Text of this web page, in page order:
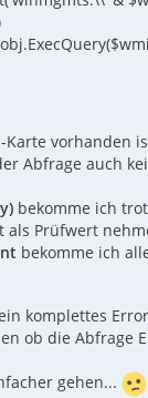
vorhanden
Abfrage auch
bekomme ich
als Prüfwert
bekomme ich
komplettes
ob die Abfrage
gehen...